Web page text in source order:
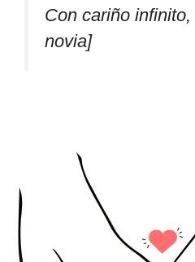
Con cariño
novia]